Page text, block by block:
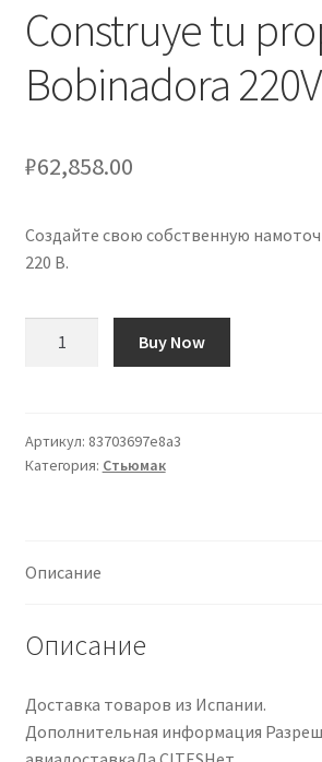
Construye tu
Bobinadora 220V
₽62,858.00
Создайте свою собственную
220 В.
propia
Bobinadora
Buy Now
Артикул: 83703697e8a3
Категория: Стьюмак
Описание
Описание
Доставка товаров из Испании.
Дополнительная информация